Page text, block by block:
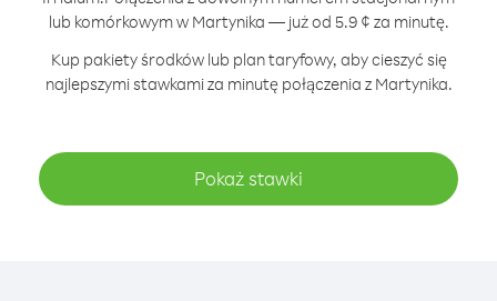
lub komórkowym w Martynika — już od 5.9 ¢ za minutę.
Kup pakiety środków lub plan taryfowy, aby cieszyć się
najlepszymi stawkami za minutę połączenia z Martynika.
Pokaż stawki